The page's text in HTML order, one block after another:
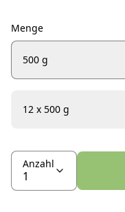
Menge
500 g
12 x 500 g
Anzahl